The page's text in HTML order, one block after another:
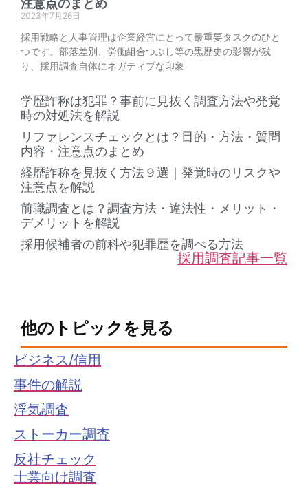
注意点のまとめ
2023年7月26日
採用戦略と人事管理は企業経営にとって最重要タスクのひと
つです。部落差別、労働組合つぶし等の黒歴史の影響が残
り、採用調査自体にネガティブな印象
学歴詐称は犯罪？事前に見抜く調査方法や発覚
時の対処法を解説
リファレンスチェックとは？目的・方法・質問
内容・注意点のまとめ
経歴詐称を見抜く方法９選｜発覚時のリスクや
注意点を解説
前職調査とは？調査方法・違法性・メリット・
デメリットを解説
採用候補者の前科や犯罪歴を調べる方法
採用調査記事一覧
他のトピックを見る
ビジネス/信用
事件の解説
浮気調査
ストーカー調査
反社チェック
士業向け調査